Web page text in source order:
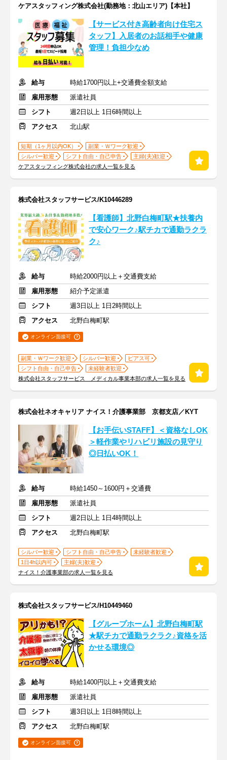
ケアスタッフィング株式会社(勤務地：北山エリア)【本社】
【サービス付き高齢者向け住宅ス
タッフ】入居者のお話相手や健康
管理！負担少なめ
給与
時給1700円以上+交通費全額支給
雇用形態
派遣社員
シフト
週2日以上 1日6時間以上
アクセス
北山駅
短期（1ヶ月以内OK）
副業・Ｗワーク歓迎
シルバー歓迎
シフト自由・自己申告
主婦(夫)歓迎
ケアスタッフィング株式会社の求人一覧を見る
株式会社スタッフサービス/K10446289
【看護師】北野白梅町駅★扶養内
で安心ワーク♪駅チカで通勤ラクラ
ク♪
給与
時給2000円以上＋交通費支給
雇用形態
紹介予定派遣
シフト
週3日以上 1日2時間以上
アクセス
北野白梅町駅
オンライン面接可
副業・Ｗワーク歓迎 シルバー歓迎
ピアス可
シフト自由・自己申告
未経験者歓迎
株式会社スタッフサービス メディカル事業本部の求人一覧を見る
株式会社ネオキャリア ナイス！介護事業部 京都支店／KYT
【お手伝いSTAFF】＜資格なしOK
＞軽作業やリハビリ施設の見守り
◎日払いOK！
給与
時給1450～1600円＋交通費
雇用形態
派遣社員
シフト
週2日以上 1日4時間以上
アクセス
北野白梅町駅
シルバー歓迎 シフト自由・自己申告
未経験者歓迎
1日4h以内可
主婦(夫)歓迎
ナイス！介護事業部の求人一覧を見る
株式会社スタッフサービス/H10449460
【グループホーム】北野白梅町駅
★駅チカで通勤ラクラク♪資格を活
かせる環境◎
給与
時給1400円以上＋交通費支給
雇用形態
派遣社員
シフト
週3日以上 1日8時間以上
アクセス
北野白梅町駅
オンライン面接可